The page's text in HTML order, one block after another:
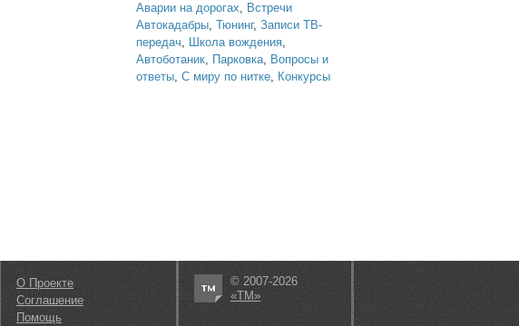
Аварии на дорогах, Встречи
Автокадабры, Тюнинг, Записи ТВ-
передач, Школа вождения,
Автоботаник, Парковка, Вопросы и
ответы, С миру по нитке, Конкурсы
О Проекте
Соглашение
Помощь
© 2007-2026
«ТМ»